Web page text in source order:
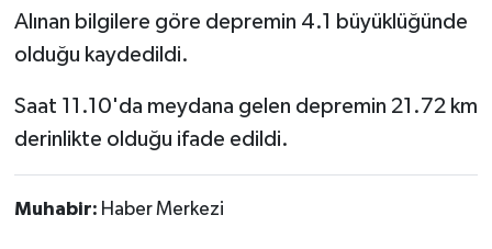
Alınan bilgilere göre depremin 4.1 büyüklüğünde
olduğu kaydedildi.
Saat 11.10'da meydana gelen depremin 21.72 km
derinlikte olduğu ifade edildi.
Muhabir: Haber Merkezi